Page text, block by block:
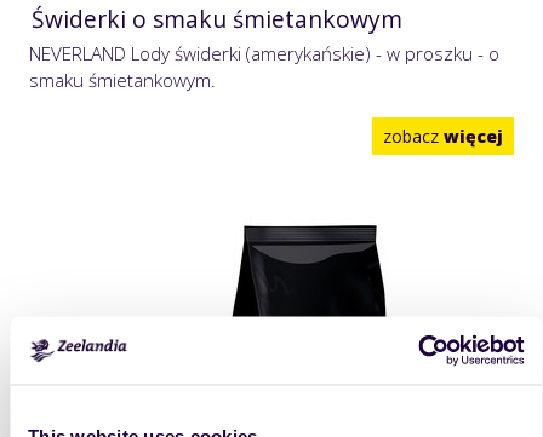
Świderki o smaku śmietankowym
NEVERLAND Lody świderki (amerykańskie) - w proszku - o
smaku śmietankowym.
zobacz więcej